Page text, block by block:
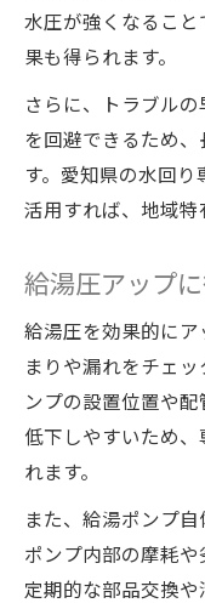
水回りメ
選択基準
給湯循環
ポイント
メンテナンス
水回りメ
交換費用
解説
給湯設備
を知る
水回りメ
水回りメ
夫
水圧が強くなるこ
果も得られます。
さらに、トラブル
を回避できるため
す。愛知県の水回
活用すれば、地域特
給湯圧アップ
給湯圧を効果的に
まりや漏れをチェ
ンプの設置位置や
低下しやすいため
れます。
また、給湯ポンプ
ポンプ内部の摩耗や
定期的な部品交換